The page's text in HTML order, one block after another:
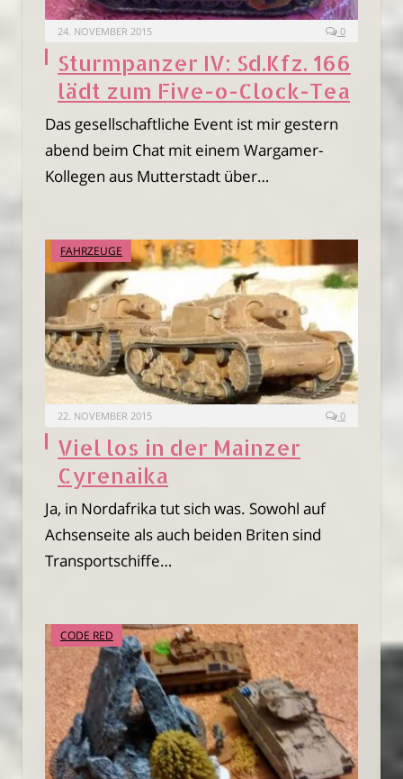
24. NOVEMBER 2015 0
Sturmpanzer IV: Sd.Kfz. 166
lädt zum Five-o-Clock-Tea
Das gesellschaftliche Event ist mir gestern
abend beim Chat mit einem Wargamer-
Kollegen aus Mutterstadt über…
FAHRZEUGE
22. NOVEMBER 2015 0
Viel los in der Mainzer
Cyrenaika
Ja, in Nordafrika tut sich was. Sowohl auf
Achsenseite als auch beiden Briten sind
Transportschiffe…
CODE RED